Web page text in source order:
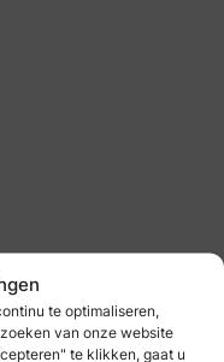
te optimaliseren,
van onze website
te klikken, gaat u